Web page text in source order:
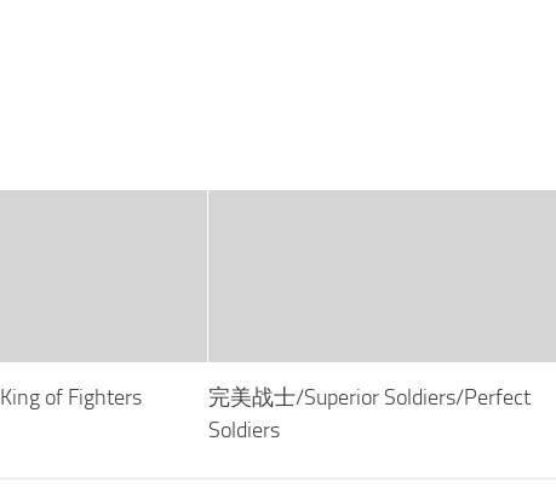
of Fighters
完美战士/Superior Soldiers/Perfect
Soldiers